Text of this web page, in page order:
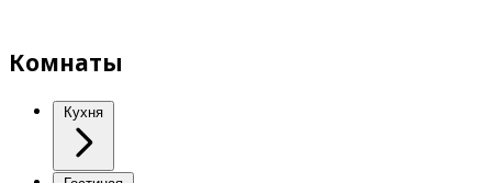
Комнаты
Кухня